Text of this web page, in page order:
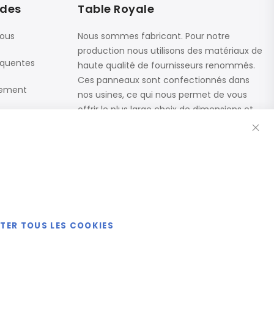
Table Royale
Nous sommes fabricant. Pour notre
production nous utilisons des matériaux de
haute qualité de fournisseurs renommés.
Ces panneaux sont confectionnés dans
nos usines, ce qui nous permet de vous
offrir le plus large choix de dimensions et
TOUS LES COOKIES